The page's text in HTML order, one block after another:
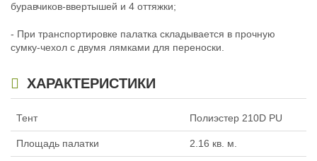
буравчиков-ввертышей и 4 оттяжки;
- При транспортировке палатка складывается в прочную
сумку-чехол с двумя лямками для переноски.
ХАРАКТЕРИСТИКИ
Тент Полиэстер 210D PU
Площадь палатки 2.16 кв. м.